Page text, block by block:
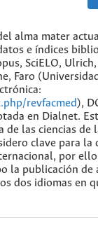
alma mater
e índices
SciELO,
Faro
revfacmed),
en Dialnet.
las ciencias de
clave para la
por
la publicación de
dos idiomas en